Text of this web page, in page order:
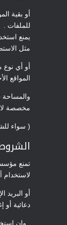
أو بقية
للملفات .
يمنع
مثل
أو أي نوع
المواقع
والمساحة
مخصصة
( سواء
تمنع
لاستخدام
أو البريد
دعائية أو
. وإن